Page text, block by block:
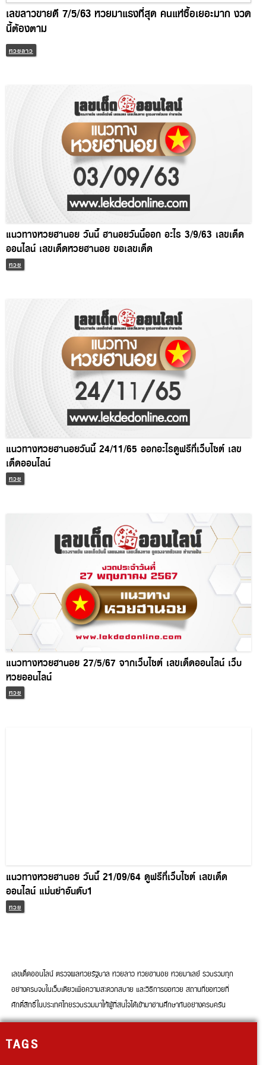
เลขลาวขายดี 7/5/63 หวยมาแรงที่สุด คนแห่ซื้อเยอะมาก งวด
นี้ต้องตาม
หวยลาว
แนวทางหวยฮานอย วันนี้ ฮานอยวันนี้ออก อะไร 3/9/63 เลขเด็ด
ออนไลน์ เลขเด็ดหวยฮานอย ขอเลขเด็ด
หวย
แนวทางหวยฮานอยวันนี้ 24/11/65 ออกอะไรดูฟรีที่เว็บไซต์ เลข
เด็ดออนไลน์
หวย
แนวทางหวยฮานอย 27/5/67 จากเว็บไซต์ เลขเด็ดออนไลน์ เว็บ
หวยออนไลน์
หวย
แนวทางหวยฮานอย วันนี้ 21/09/64 ดูฟรีที่เว็บไซต์ เลขเด็ด
ออนไลน์ แม่นยำอันดับ1
หวย
เลขเด็ดออนไลน์ ตรวจผลหวยรัฐบาล หวยลาว หวยฮานอย หวยมาเลย์ รวบรวมทุก
อย่างครบจบในเว็บเดียวเพื่อความสะดวกสบาย และวิธีการขอหวย สถานที่ขอหวยที่
ศักดิ์สิทธิ์ในประเทศไทยรวบรวมมาให้ผู้ที่สนใจได้เข้ามาอ่านศึกษากันอย่างครบครัน
TAGS